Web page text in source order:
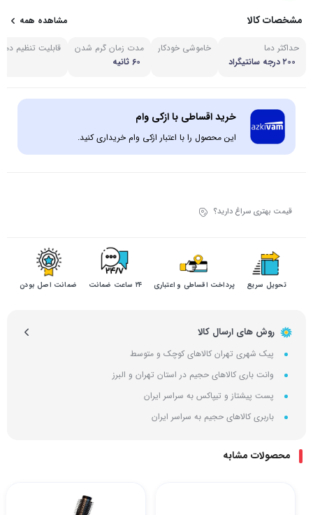
مشخصات کالا مشاهده همه
حداکثر دما
۲۰۰ درجه سانتیگراد
خاموشی خودکار
مدت زمان گرم شدن
۶۰ ثانیه
قابلیت تنظیم دما
خرید اقساطی با ازکی وام
این محصول را با اعتبار ازکی وام خریداری کنید.
قیمت بهتری سراغ دارید؟
تحویل سریع پرداخت اقساطی و اعتباری ۲۴ ساعت ضمانت ضمانت اصل بودن
روش های ارسال کالا
پیک شهری تهران کالاهای کوچک و متوسط
وانت باری کالاهای حجیم در استان تهران و البرز
پست پیشتاز و تیپاکس به سراسر ایران
باربری کالاهای حجیم به سراسر ایران
محصولات مشابه